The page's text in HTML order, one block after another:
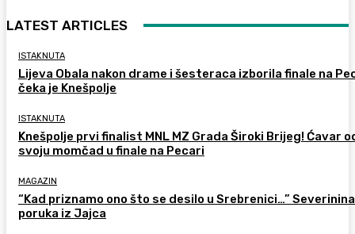
LATEST ARTICLES
ISTAKNUTA
Lijeva Obala nakon drame i šesteraca izborila finale na
čeka je Knešpolje
ISTAKNUTA
Knešpolje prvi finalist MNL MZ Grada Široki Brijeg! Ćavar
svoju momčad u finale na Pecari
MAGAZIN
“Kad priznamo ono što se desilo u Srebrenici…” Severinina
poruka iz Jajca